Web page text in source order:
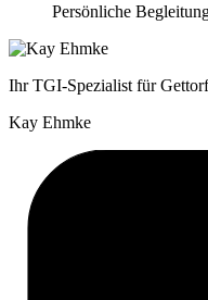
Persönliche
Ihr TGI-Spezialist für Gettorf
Kay Ehmke